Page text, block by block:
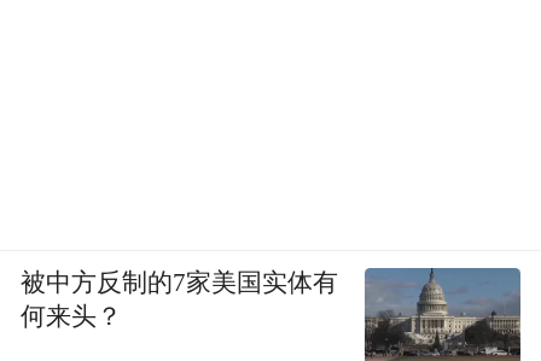
被中方反制的7家美国实体有
何来头？